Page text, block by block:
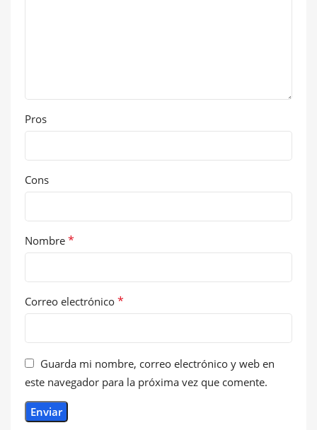
Pros
Cons
Nombre *
Correo electrónico *
Guarda mi nombre, correo electrónico y web en
este navegador para la próxima vez que comente.